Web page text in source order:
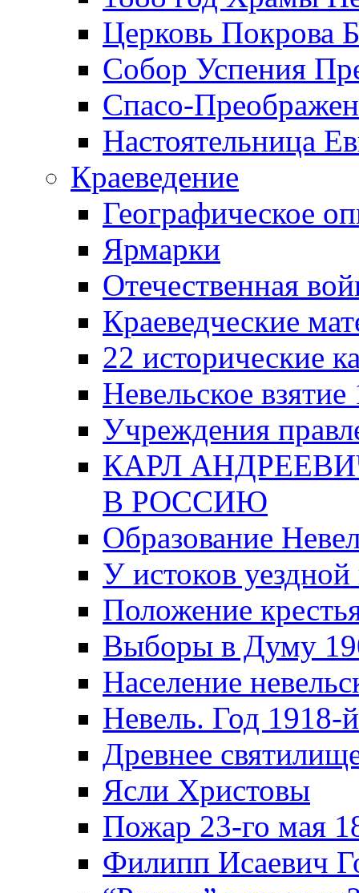
Церковь Покрова
Собор Успения
Спасо-
Настоятельница
Краеведение
Географическое
Ярмарки
Отечественная
Краеведческие
22 исторические
Невельское
Учреждения
КАРЛ
В РОССИЮ
Образование
У истоков
Положение
Выборы в Думу
Население
Невель. Год 1918-
Древнее
Ясли Христовы
Пожар 23-го мая
Филипп Исаевич